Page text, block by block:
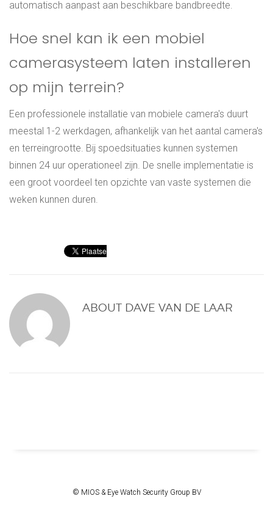
automatisch aanpast aan beschikbare bandbreedte.
Hoe snel kan ik een mobiel
camerasysteem laten installeren
op mijn terrein?
Een professionele installatie van mobiele camera's duurt
meestal 1-2 werkdagen, afhankelijk van het aantal camera's
en terreingrootte. Bij spoedsituaties kunnen systemen
binnen 24 uur operationeel zijn. De snelle implementatie is
een groot voordeel ten opzichte van vaste systemen die
weken kunnen duren.
ABOUT DAVE VAN DE LAAR
© MIOS & Eye Watch Security Group BV